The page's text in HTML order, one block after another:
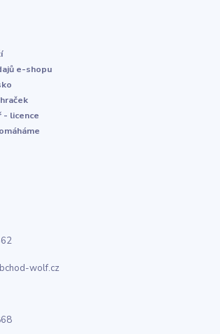
e-shopu
- licence
wolf.cz